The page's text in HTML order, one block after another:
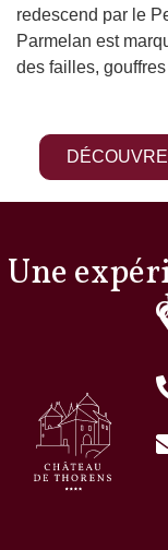
redescend par le
Parmelan est
des failles,
Une